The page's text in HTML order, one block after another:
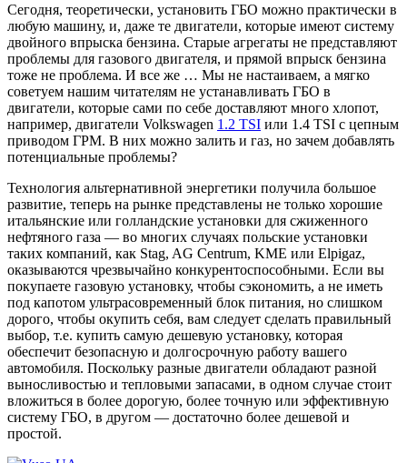
Сегодня, теоретически, установить ГБО можно практически в
любую машину, и, даже те двигатели, которые имеют систему
двойного впрыска бензина. Старые агрегаты не представляют
проблемы для газового двигателя, и прямой впрыск бензина
тоже не проблема. И все же … Мы не настаиваем, а мягко
советуем нашим читателям не устанавливать ГБО в
двигатели, которые сами по себе доставляют много хлопот,
например, двигатели Volkswagen 1.2 TSI или 1.4 TSI с цепным
приводом ГРМ. В них можно залить и газ, но зачем добавлять
потенциальные проблемы?
Технология альтернативной энергетики получила большое
развитие, теперь на рынке представлены не только хорошие
итальянские или голландские установки для сжиженного
нефтяного газа — во многих случаях польские установки
таких компаний, как Stag, AG Centrum, KME или Elpigaz,
оказываются чрезвычайно конкурентоспособными. Если вы
покупаете газовую установку, чтобы сэкономить, а не иметь
под капотом ультрасовременный блок питания, но слишком
дорого, чтобы окупить себя, вам следует сделать правильный
выбор, т.е. купить самую дешевую установку, которая
обеспечит безопасную и долгосрочную работу вашего
автомобиля. Поскольку разные двигатели обладают разной
выносливостью и тепловыми запасами, в одном случае стоит
вложиться в более дорогую, более точную или эффективную
систему ГБО, в другом — достаточно более дешевой и
простой.